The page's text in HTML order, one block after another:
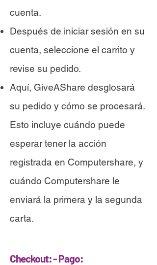
cuenta.
Después de iniciar sesión en su
cuenta, seleccione el carrito y
revise su pedido.
Aquí, GiveAShare desglosará
su pedido y cómo se procesará.
Esto incluye cuándo puede
esperar tener la acción
registrada en Computershare, y
cuándo Computershare le
enviará la primera y la segunda
carta.
Checkout: - Pago: